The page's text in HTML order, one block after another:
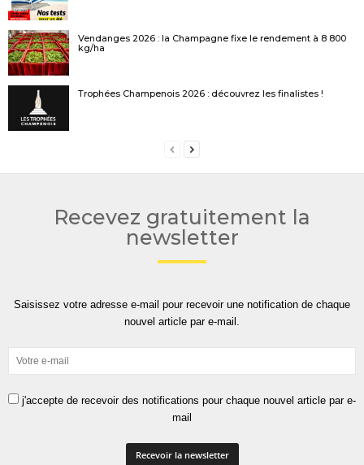
Vendanges 2026 : la Champagne fixe le rendement à 8 800
kg/ha
Trophées Champenois 2026 : découvrez les finalistes !
Recevez gratuitement la
newsletter
Saisissez votre adresse e-mail pour recevoir une notification de chaque
nouvel article par e-mail.
j'accepte de recevoir des notifications pour chaque nouvel article par e-
mail